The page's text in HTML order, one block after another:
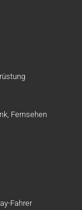
Fernsehen
Fahrer